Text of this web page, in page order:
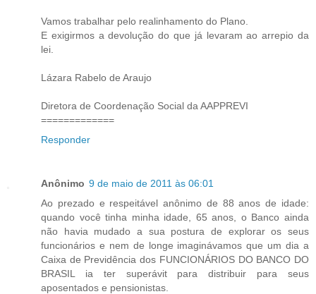
Vamos trabalhar pelo realinhamento do Plano.
E exigirmos a devolução do que já levaram ao arrepio da
lei.
Lázara Rabelo de Araujo
Diretora de Coordenação Social da AAPPREVI
=============
Responder
Anônimo 9 de maio de 2011 às 06:01
Ao prezado e respeitável anônimo de 88 anos de idade:
quando você tinha minha idade, 65 anos, o Banco ainda
não havia mudado a sua postura de explorar os seus
funcionários e nem de longe imaginávamos que um dia a
Caixa de Previdência dos FUNCIONÁRIOS DO BANCO DO
BRASIL ia ter superávit para distribuir para seus
aposentados e pensionistas.